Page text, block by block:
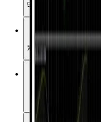
50種類以上のテクニカル
ワンクリック取
素早く簡単に市場へエン
15,000以上のエキスパ